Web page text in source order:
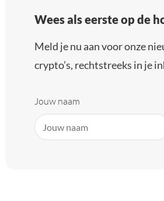
Wees als eerste op de
Meld je nu aan voor onze
crypto’s, rechtstreeks in je
Jouw naam